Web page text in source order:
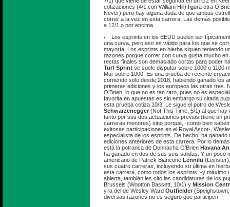
cotizaciones (4/1 con William Hill) figura otra
Never) pero hay alguna duda de que ambas
correr a la vez en esta carrera. Las demás
a 12/1 o por encima.
Los esprints en los EEUU suelen ser
una curva, pero eso es válido para los que se
mayoría. Los esprints en hierba siguen teniendo
razones porque correr con curva gusta mucho en
rectas finales son demasiado cortas para poder
Turf Sprint se suele disputar sobre 1000 o 1100
Mar sobre 1000. Es una prueba de reciente
corriendo solo desde 2018, habiendo ganado los
primeras ediciones y los europeos las otras tres.
O’Brien, lo que no es tan raro, pues no es
favorita en apuestas es sin embargo su citada
esta prueba cotiza 10/3. Le sigue el potro de
Schwarzenegger (Not This Time, 5/1) al que hay
tanto por sus dos actuaciones previas (tiene un
carreras menores) sino porque, -como bien
exitosas participaciones en el Royal Ascot-,
especialista de los esprints. De hecho, ha ganado
ediciones anteriores de esta carrera. Por lo
está la potranca de Donnacha O’Brien Havana
ha ganado en dos de sus seis salidas. Y un poco
americano de Patrick Biancone Lennilu
sus cuatro carreras, incluyendo su última en
esta carrera, como todos los esprints, -y máximo
abierta, también les cito las candidaturas de los
Brussels (Wootton Bassett, 10/1) y Mission
y la del de Wesley Ward Outfielder
diversas razones no es seguro que participen.